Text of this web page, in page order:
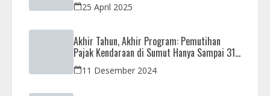
25 April 2025
Akhir Tahun, Akhir Program: Pemutihan
Pajak Kendaraan di Sumut Hanya Sampai 31
Desember
11 Desember 2024